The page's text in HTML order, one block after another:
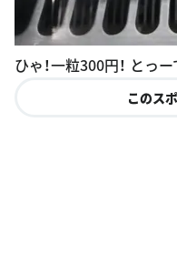
ひゃ！一粒300円！ とっ
このス